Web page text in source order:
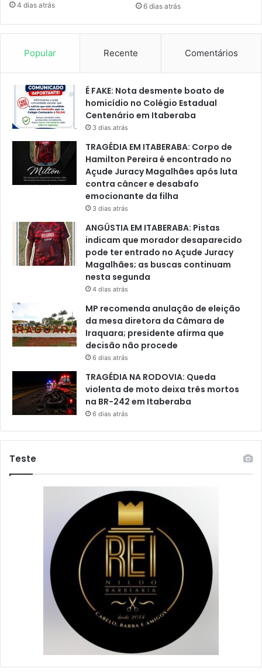
4 dias atrás 6 dias atrás
Popular Recente Comentários
É FAKE: Nota desmente boato de
homicídio no Colégio Estadual
Centenário em Itaberaba
3 dias atrás
TRAGÉDIA EM ITABERABA: Corpo de
Hamilton Pereira é encontrado no
Açude Juracy Magalhães após luta
contra câncer e desabafo
emocionante da filha
3 dias atrás
ANGÚSTIA EM ITABERABA: Pistas
indicam que morador desaparecido
pode ter entrado no Açude Juracy
Magalhães; as buscas continuam
nesta segunda
4 dias atrás
MP recomenda anulação de eleição
da mesa diretora da Câmara de
Iraquara; presidente afirma que
decisão não procede
6 dias atrás
TRAGÉDIA NA RODOVIA: Queda
violenta de moto deixa três mortos
na BR-242 em Itaberaba
6 dias atrás
Teste